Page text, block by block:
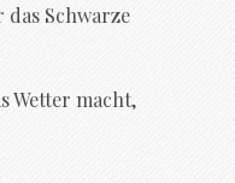
Schwarze
Wetter macht,